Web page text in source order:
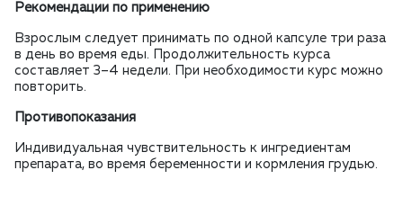
Рекомендации по применению
Взрослым следует принимать по одной капсуле три раза
в день во время еды. Продолжительность курса
составляет 3–4 недели. При необходимости курс можно
повторить.
Противопоказания
Индивидуальная чувствительность к ингредиентам
препарата, во время беременности и кормления грудью.